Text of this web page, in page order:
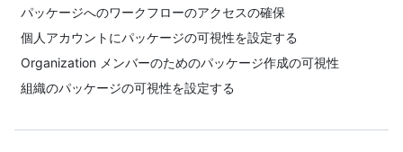
パッケージへのワークフローのアクセスの確保
個人アカウントにパッケージの可視性を設定する
Organization メンバーのためのパッケージ作成の可視性
組織のパッケージの可視性を設定する